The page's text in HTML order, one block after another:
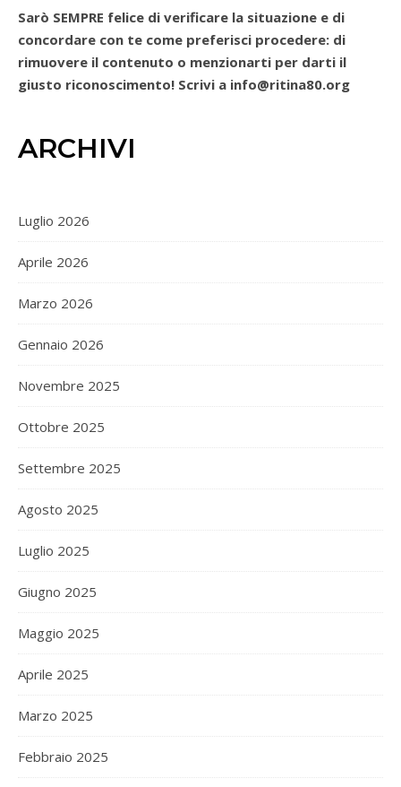
Sarò SEMPRE felice di verificare la situazione e di
concordare con te come preferisci procedere: di
rimuovere il contenuto o menzionarti per darti il
giusto riconoscimento! Scrivi a info@ritina80.org
ARCHIVI
Luglio 2026
Aprile 2026
Marzo 2026
Gennaio 2026
Novembre 2025
Ottobre 2025
Settembre 2025
Agosto 2025
Luglio 2025
Giugno 2025
Maggio 2025
Aprile 2025
Marzo 2025
Febbraio 2025